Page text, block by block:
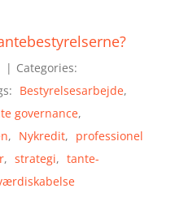
| Categories:
Bestyrelsesarbejde,
governance,
, Nykredit, professionel
, strategi, tante-